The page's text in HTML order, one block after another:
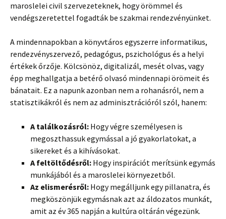
maroslelei civil szervezeteknek, hogy örömmel és
vendégszeretettel fogadták be szakmai rendezvényünket.
A mindennapokban a könyvtáros egyszerre informatikus,
rendezvényszervező, pedagógus, pszichológus és a helyi
értékek őrzője. Kölcsönöz, digitalizál, mesét olvas, vagy
épp meghallgatja a betérő olvasó mindennapi örömeit és
bánatait. Ez a napunk azonban nem a rohanásról, nem a
statisztikákról és nem az adminisztrációról szól, hanem:
A találkozásról: Hogy végre személyesen is
megoszthassuk egymással a jó gyakorlatokat, a
sikereket és a kihívásokat.
A feltöltődésről: Hogy inspirációt merítsünk egymás
munkájából és a maroslelei környezetből.
Az elismerésről: Hogy megálljunk egy pillanatra, és
megköszönjük egymásnak azt az áldozatos munkát,
amit az év 365 napján a kultúra oltárán végezünk.